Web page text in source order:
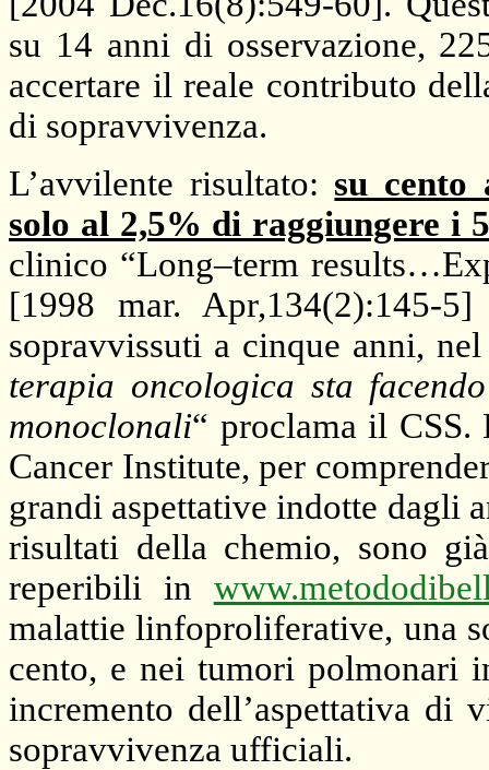
su 14 anni di osservazione,
accertare il reale contributo
di sopravvivenza.
L’avvilente risultato: su cento
solo al 2,5% di raggiungere i
clinico “Long–term
[1998 mar. Apr,134(2):145-
sopravvissuti a cinque anni,
terapia oncologica sta
monoclonali“ proclama il CSS.
Cancer Institute, per
grandi aspettative indotte dagli
risultati della chemio, sono
reperibili in
malattie linfoproliferative, una
cento, e nei tumori polmonari
incremento dell’aspettativa di
sopravvivenza ufficiali.